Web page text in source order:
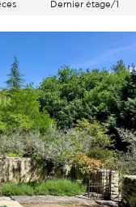
Dernier étage/1